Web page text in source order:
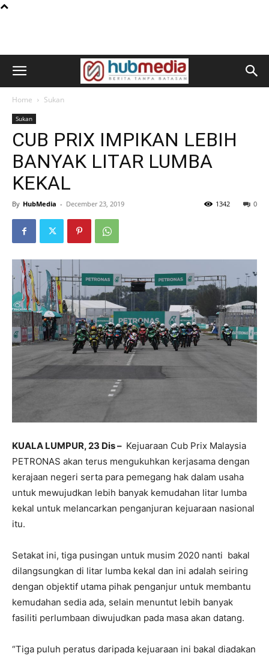
Home Sukan
Sukan
CUB PRIX IMPIKAN LEBIH
BANYAK LITAR LUMBA
KEKAL
By HubMedia - December 23, 2019 0
1342
KUALA LUMPUR, 23 Dis – Kejuaraan Cub Prix Malaysia
PETRONAS akan terus mengukuhkan kerjasama dengan
kerajaan negeri serta para pemegang hak dalam usaha
untuk mewujudkan lebih banyak kemudahan litar lumba
kekal untuk melancarkan penganjuran kejuaraan nasional
itu.
Setakat ini, tiga pusingan untuk musim 2020 nanti bakal
dilangsungkan di litar lumba kekal dan ini adalah seiring
dengan objektif utama pihak penganjur untuk membantu
kemudahan sedia ada, selain menuntut lebih banyak
fasiliti perlumbaan diwujudkan pada masa akan datang.
“Tiga puluh peratus daripada kejuaraan ini bakal diadakan